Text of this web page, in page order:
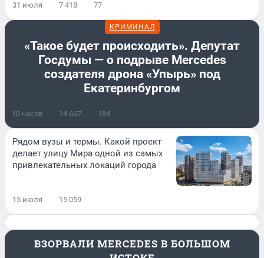
31 июля 7 418 77
КРИМИНАЛ
«Такое будет происходить». Депутат
Госдумы — о подрыве Mercedes
создателя дрона «Упырь» под
Екатеринбургом
10 часов 14 667 184
Рядом вузы и термы. Какой проект
делает улицу Мира одной из самых
привлекательных локаций города
15 июля 15 059
ВЗОРВАЛИ MERCEDES В БОЛЬШОМ